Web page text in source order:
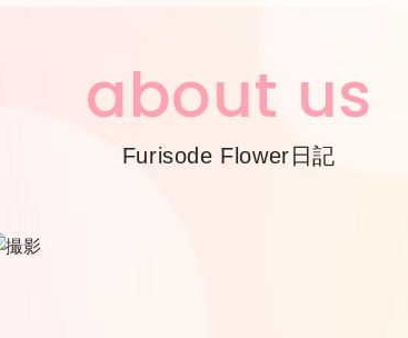
about us
Furisode Flower日記